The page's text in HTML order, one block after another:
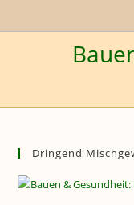
Inhalt
Dringend